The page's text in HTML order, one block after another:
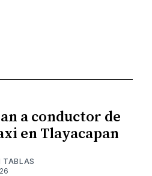
a conductor de
en Tlayacapan
TABLAS